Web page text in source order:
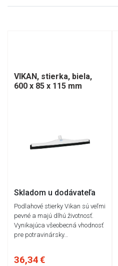
VIKAN, stierka, biela,
600 x 85 x 115 mm
Skladom u dodávateľa
Podlahové stierky Vikan sú veľmi
pevné a majú dlhú životnosť.
Vynikajúca všeobecná vhodnosť
pre potravinársky…
36,34 €